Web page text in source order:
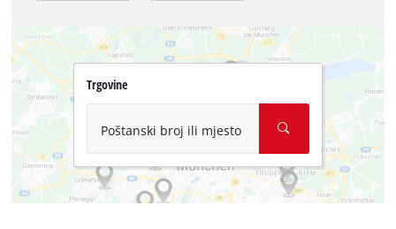
Trgovine
Poštanski broj ili mjesto